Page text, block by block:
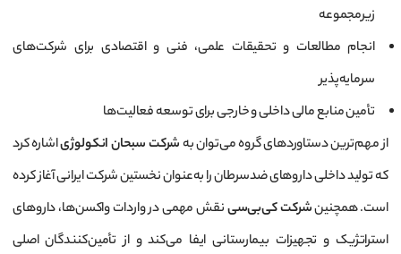
زیرمجموعه
انجام مطالعات و تحقیقات علمی، فنی و اقتصادی برای شرکت‌های
سرمایه‌پذیر
تأمین منابع مالی داخلی و خارجی برای توسعه فعالیت‌ها
از مهم‌ترین دستاوردهای گروه می‌توان بهشرکت سبحان انکولوژیاشاره کرد
که تولید داخلی داروهای ضدسرطان را به‌عنوان نخستین شرکت ایرانی آغاز کرده
است. همچنینشرکت کی‌بی‌سینقش مهمی در واردات واکسن‌ها، داروهای
استراتژیک و تجهیزات بیمارستانی ایفا می‌کند و از تأمین‌کنندگان اصلی